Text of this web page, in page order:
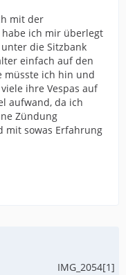
mit der
ich mir überlegt
die Sitzbank
einfach auf den
müsste ich hin und
ihre Vespas auf
aufwand, da ich
Zündung
mit sowas Erfahrung
IMG_2054[1]